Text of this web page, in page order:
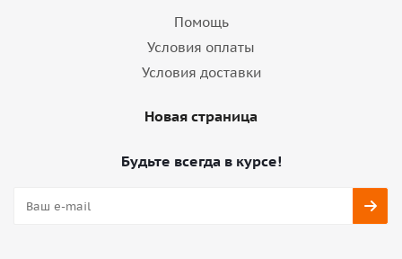
Помощь
Условия оплаты
Условия доставки
Новая страница
Будьте всегда в курсе!